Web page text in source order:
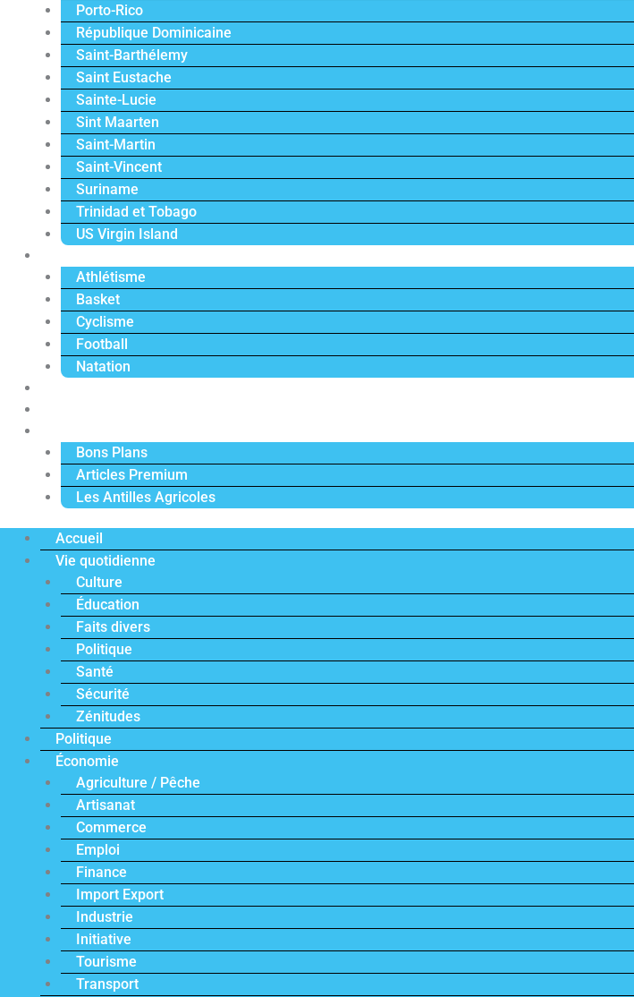
Porto-Rico
République Dominicaine
Saint-Barthélemy
Saint Eustache
Sainte-Lucie
Sint Maarten
Saint-Martin
Saint-Vincent
Suriname
Trinidad et Tobago
US Virgin Island
Athlétisme
Basket
Cyclisme
Football
Natation
Bons Plans
Articles Premium
Les Antilles Agricoles
Accueil
Vie quotidienne
Culture
Éducation
Faits divers
Politique
Santé
Sécurité
Zénitudes
Politique
Économie
Agriculture / Pêche
Artisanat
Commerce
Emploi
Finance
Import Export
Industrie
Initiative
Tourisme
Transport